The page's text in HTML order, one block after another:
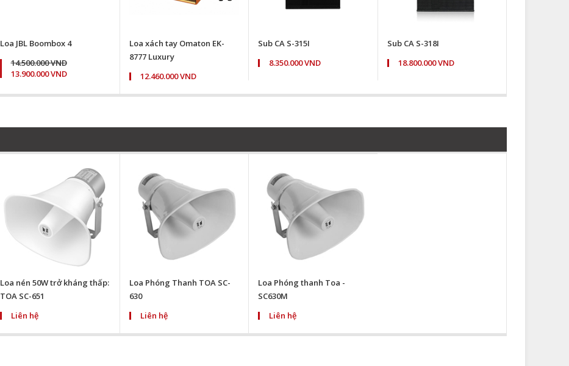
Loa JBL Boombox 4
14.500.000 VND
13.900.000 VND
Loa xách tay Omaton EK-
8777 Luxury
12.460.000 VND
Sub CA S-315I
8.350.000 VND
Sub CA S-318I
18.800.000 VND
Loa nén 50W trở kháng thấp:
TOA SC-651
Liên hệ
Loa Phóng Thanh TOA SC-
630
Liên hệ
Loa Phóng thanh Toa -
SC630M
Liên hệ